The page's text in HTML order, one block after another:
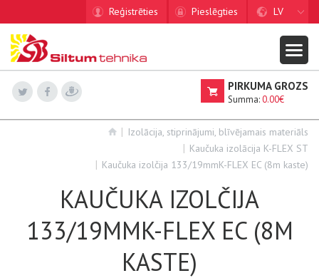
Reģistrēties Pieslēgties LV
PIRKUMA GROZS
Summa:0.00€
Izolācija, stiprinājumi, blīvējamais materiāls
Kaučuka izolācija K-FLEX ST
Kaučuka izolčija 133/19mmK-FLEX EC (8m kaste)
KAUČUKA IZOLČIJA
133/19MMK-FLEX EC (8M
KASTE)